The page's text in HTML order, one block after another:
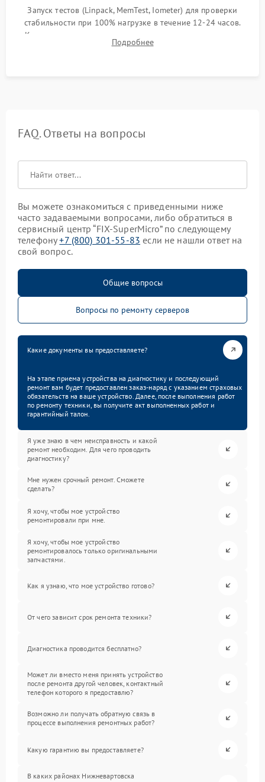
Запуск тестов (Linpack, MemTest, Iometer) для проверки
стабильности при 100% нагрузке в течение 12-24 часов.
Контроль температурных режимов, проверка отсутствия
троттлинга и подготовка сервера к выдаче.
Подробнее
FAQ. Ответы на вопросы
Вы можете ознакомиться с приведенными ниже
часто задаваемыми вопросами, либо обратиться в
сервисный центр “FIX-SuperMicro” по следующему
телефону+7 (800) 301-55-83 если не нашли ответ на
свой вопрос.
Общие вопросы
Вопросы по ремонту серверов
Какие документы вы предоставляете?
На этапе приема устройства на диагностику и последующий
ремонт вам будет предоставлен заказ-наряд с указанием страховых
обязательств на ваше устройство. Далее, после выполнения работ
по ремонту техники, вы получите акт выполненных работ и
гарантийный талон.
Я уже знаю в чем неисправность и какой
ремонт необходим. Для чего проводить
диагностику?
Мне нужен срочный ремонт. Сможете
сделать?
Я хочу, чтобы мое устройство
ремонтировали при мне.
Я хочу, чтобы мое устройство
ремонтировалось только оригинальными
запчастями.
Как я узнаю, что мое устройство готово?
От чего зависит срок ремонта техники?
Диагностика проводится бесплатно?
Может ли вместо меня принять устройство
после ремонта другой человек, контактный
телефон которого я предоставлю?
Возможно ли получать обратную связь в
процессе выполнения ремонтных работ?
Какую гарантию вы предоставляете?
В каких районах Нижневартовска